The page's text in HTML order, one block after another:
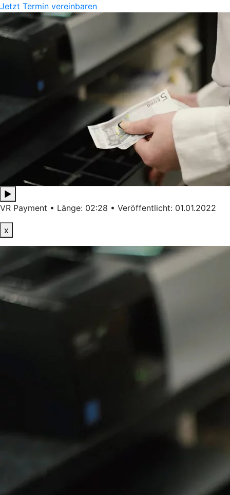
Jetzt Termin vereinbaren
▶
VR Payment • Länge: 02:28 • Veröffentlicht: 01.01.2022
x